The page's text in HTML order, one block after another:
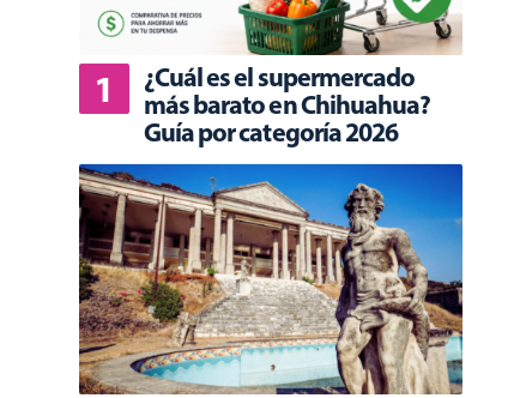
¿Cuál es el supermercado
más barato en Chihuahua?
Guía por categoría 2026